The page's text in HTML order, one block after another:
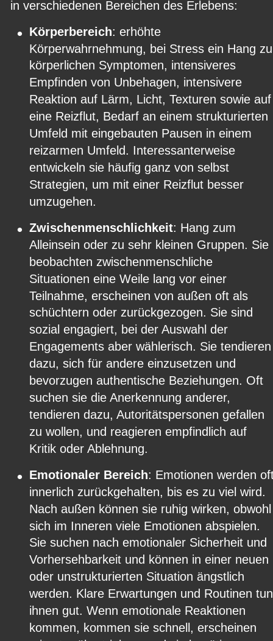
in verschiedenen Bereichen des Erlebens:
• Körperbereich: erhöhte
Körperwahrnehmung, bei Stress ein Hang
körperlichen Symptomen, intensiveres
Empfinden von Unbehagen, intensivere
Reaktion auf Lärm, Licht, Texturen sowie
eine Reizflut, Bedarf an einem strukturierten
Umfeld mit eingebauten Pausen in einem
reizarmen Umfeld. Interessanterweise
entwickeln sie häufig ganz von selbst
Strategien, um mit einer Reizflut besser
umzugehen.
• Zwischenmenschlichkeit: Hang zum
Alleinsein oder zu sehr kleinen Gruppen. Sie
beobachten zwischenmenschliche
Situationen eine Weile lang vor einer
Teilnahme, erscheinen von außen oft als
schüchtern oder zurückgezogen. Sie sind
sozial engagiert, bei der Auswahl der
Engagements aber wählerisch. Sie
dazu, sich für andere einzusetzen und
bevorzugen authentische Beziehungen. Oft
suchen sie die Anerkennung anderer,
tendieren dazu, Autoritätspersonen gefallen
zu wollen, und reagieren empfindlich auf
Kritik oder Ablehnung.
• Emotionaler Bereich: Emotionen werden
innerlich zurückgehalten, bis es zu viel wird.
Nach außen können sie ruhig wirken,
sich im Inneren viele Emotionen abspielen.
Sie suchen nach emotionaler Sicherheit und
Vorhersehbarkeit und können in einer neuen
oder unstrukturierten Situation ängstlich
werden. Klare Erwartungen und Routinen
ihnen gut. Wenn emotionale Reaktionen
kommen, kommen sie schnell, erscheinen